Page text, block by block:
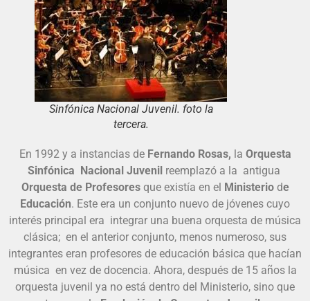
Sinfónica Nacional Juvenil. foto la
tercera.
En 1992 y a instancias de Fernando Rosas, la Orquesta
Sinfónica Nacional Juvenilreemplazó a la antigua
Orquesta de Profesoresque existía en el Ministeriode
Educación. Este era un conjunto nuevo de jóvenes cuyo
interés principal era integrar una buena orquesta de música
clásica; en el anterior conjunto, menos numeroso, sus
integrantes eran profesores de educación básica que hacían
música en vez de docencia. Ahora, después de 15 años la
orquesta juvenil ya no está dentro del Ministerio, sino que